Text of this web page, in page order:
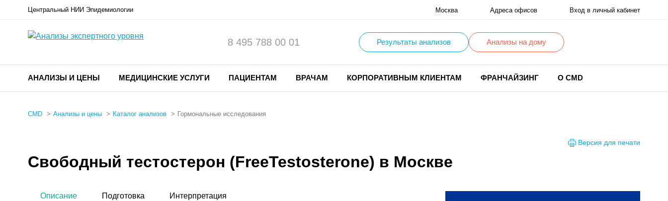
Центральный НИИ Эпидемиологии Москва Адреса офисов Вход в личный кабинет
8 495 788 00 01 Результаты анализов Анализы на дому
АНАЛИЗЫ И ЦЕНЫ МЕДИЦИНСКИЕ УСЛУГИ ПАЦИЕНТАМ ВРАЧАМ КОРПОРАТИВНЫМ КЛИЕНТАМ ФРАНЧАЙЗИНГ О CMD
CMD Анализы и цены Каталог анализов Гормональные исследования
Версия для печати
Свободный тестостерон (FreeTestosterone) в Москве
Описание Подготовка Интерпретация